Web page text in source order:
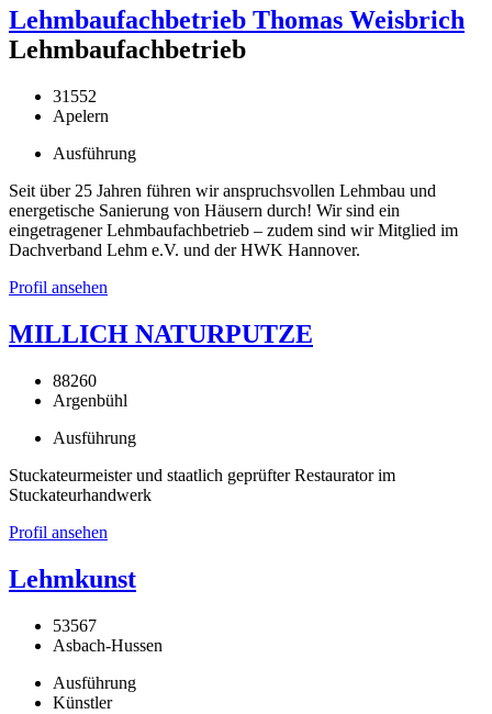
Lehmbaufachbetrieb Thomas Weisbrich
Lehmbaufachbetrieb
31552
Apelern
Ausführung
Seit über 25 Jahren führen wir anspruchsvollen Lehmbau und
energetische Sanierung von Häusern durch! Wir sind ein
eingetragener Lehmbaufachbetrieb – zudem sind wir Mitglied im
Dachverband Lehm e.V. und der HWK Hannover.
Profil ansehen
MILLICH NATURPUTZE
88260
Argenbühl
Ausführung
Stuckateurmeister und staatlich geprüfter Restaurator im
Stuckateurhandwerk
Profil ansehen
Lehmkunst
53567
Asbach-Hussen
Ausführung
Künstler